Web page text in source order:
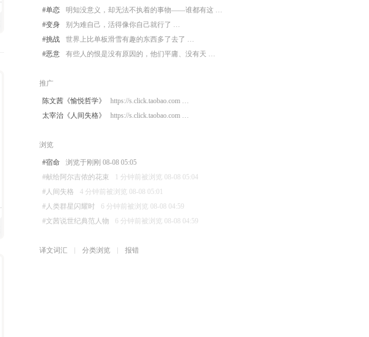
#单恋
明知没意义，却无法不执着的事物——谁都有这 …
#变身
别为难自己，活得像你自己就行了 …
#挑战
世界上比单板滑雪有趣的东西多了去了 …
#恶意
有些人的恨是没有原因的，他们平庸、没有天 …
推广
陈文茜《愉悦哲学》
https://s.click.taobao.com …
太宰治《人间失格》
https://s.click.taobao.com …
浏览
#宿命
浏览于刚刚 08-08 05:05
#献给阿尔吉侬的花束
1 分钟前被浏览 08-08 05:04
#人间失格
4 分钟前被浏览 08-08 05:01
#人类群星闪耀时
6 分钟前被浏览 08-08 04:59
#文茜说世纪典范人物
6 分钟前被浏览 08-08 04:59
译文词汇 分类浏览 报错